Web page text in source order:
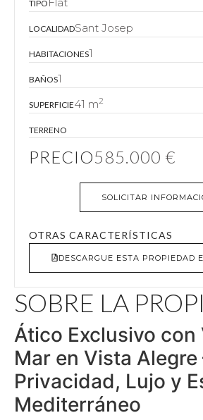
TIPO
LOCALIDADSant Josep
HABITACIONES1
BAÑOS1
SUPERFICIE41 m2
TERRENO
PRECIO585.000 €
SOLICITAR
OTRAS CARACTERÍSTICAS
DESCARGUE ESTA PROPIEDAD
SOBRE LA
Ático Exclusivo con
Mar en Vista Alegre
Privacidad, Lujo y
Mediterráneo